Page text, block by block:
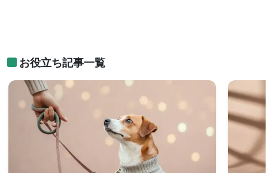
お役立ち記事一覧